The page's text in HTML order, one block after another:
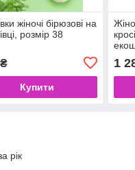
жіночі бірюзові на
розмір 38
Купити
1
рік